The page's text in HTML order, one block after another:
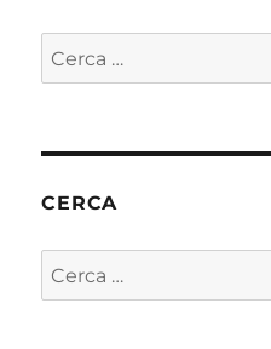
Cerca:
CERCA
Cerca: